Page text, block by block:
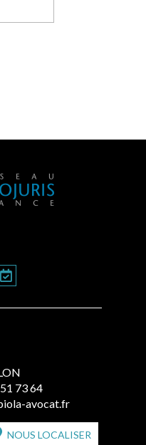
73 64
avocat.fr
NOUS LOCALISER